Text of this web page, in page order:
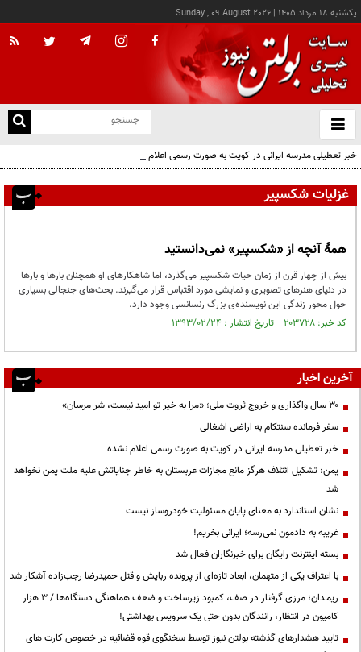
يکشنبه ۱۸ مرداد ۱۴۰۵ |
Sunday , 09 August 2026
باز
و
خبر تعطیلی مدرسه ایرانی در کویت به صورت رسمی اعلام نشده
غزلیات شکسپیر
همۀ آنچه از «شکسپیر» نمی‌دانستید
بیش از چهار قرن از زمان حیات شکسپیر می‌گذرد، اما شاهکارهای او همچنان بارها و بارها
در دنیای هنرهای تصویری و نمایشی مورد اقتباس قرار می‌گیرند. بحث‌های جنجالی بسیاری
حول محور زندگی این نویسنده‌ی بزرگ رنسانسی وجود دارد.
کد خبر: ۲۰۳۷۲۸ تاریخ انتشار : ۱۳۹۳/۰۲/۲۴
آخرین اخبار
۳۰ سال واگذاری و خروج ثروت ملی؛ «مرا به خیر تو امید نیست، شر مرسان»
سفر فرمانده سنتکام به اراضی اشغالی
خبر تعطیلی مدرسه ایرانی در کویت به صورت رسمی اعلام نشده
یمن: تشکیل ائتلاف هرگز مانع مجازات عربستان به خاطر جنایاتش علیه ملت یمن نخواهد
شد
نشان استاندارد به معنای پایان مسئولیت خودروساز نیست
غریبه به دادمون نمی‌رسه؛ ایرانی بخریم!
بسته اینترنت رایگان برای خبرنگاران فعال شد
با اعتراف یکی از متهمان، ابعاد تازه‌ای از پرونده ربایش و قتل حمیدرضا رجب‌زاده آشکار شد
ریمـدان؛ مرزی گرفتار در صف، کمبود زیرساخت و ضعف هماهنگی دستگاه‌ها / ۳ هزار
کامیون در انتظار، رانندگان بدون حتی یک سرویس بهداشتی!
تایید هشدارهای گذشته بولتن نیوز توسط سخنگوی قوه قضائیه در خصوص کارت های